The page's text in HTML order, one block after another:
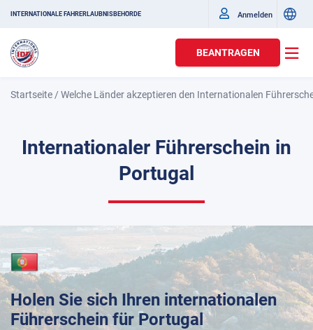
INTERNATIONALE FAHRERLAUBNISBEHÖRDE Anmelden
BEANTRAGEN
Startseite /Welche Länder akzeptieren den Internationalen
Internationaler Führerschein in
Portugal
Holen Sie sich Ihren internationalen
Führerschein für Portugal